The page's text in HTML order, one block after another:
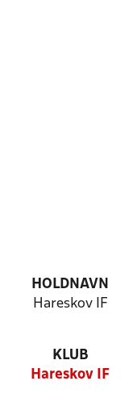
HOLDNAVN
Hareskov IF
KLUB
Hareskov IF